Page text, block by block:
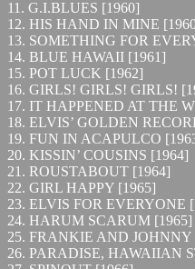
11. G.I.BLUES [1960]
12. HIS HAND IN MINE
13. SOMETHING FOR
14. BLUE HAWAII [1961]
15. POT LUCK [1962]
16. GIRLS! GIRLS! GIRLS!
17. IT HAPPENED AT THE
18. ELVIS’ GOLDEN
19. FUN IN ACAPULCO
20. KISSIN’ COUSINS [1964]
21. ROUSTABOUT [1964]
22. GIRL HAPPY [1965]
23. ELVIS FOR EVERYONE
24. HARUM SCARUM [1965]
25. FRANKIE AND JOHNNY
26. PARADISE, HAWAIIAN